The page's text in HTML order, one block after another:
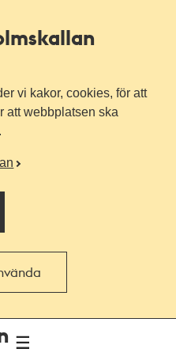
vi kakor, cookies, för att
att webbplatsen ska